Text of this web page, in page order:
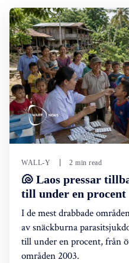
WALL-Y 2 min read
🐚 Laos pressar
till under en procent
I de mest drabbade
av snäckburna
till under en procent, från
områden 2003.